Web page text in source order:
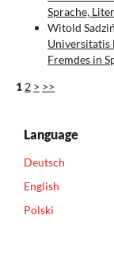
Sprache,
Witold
Universitatis
Fremdes in
12 > >>
Language
Deutsch
English
Polski